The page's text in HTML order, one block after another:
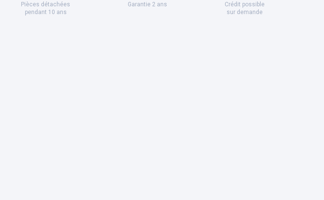
Pièces détachées
pendant 10 ans
Garantie 2 ans
Crédit possible
sur demande